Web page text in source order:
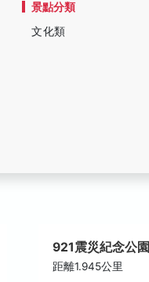
景點分類
文化類
921震災紀念公園
距離1.945公里